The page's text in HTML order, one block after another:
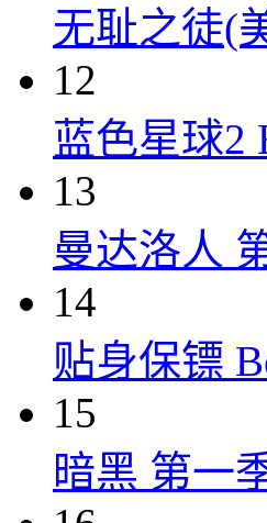
无耻之徒(
12
蓝色星球2
13
曼达洛人
14
贴身保镖
15
暗黑 第一